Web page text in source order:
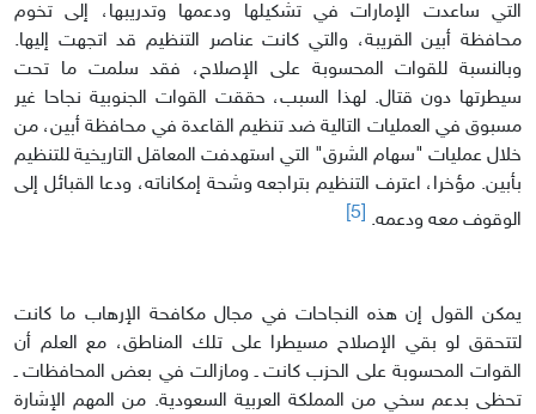
التي ساعدت الإمارات في تشكيلها ودعمها وتدريبها، إلى تخوم
محافظة أبين القريبة، والتي كانت عناصر التنظيم قد اتجهت إليها.
وبالنسبة للقوات المحسوبة على الإصلاح، فقد سلمت ما تحت
سيطرتها دون قتال. لهذا السبب، حققت القوات الجنوبية نجاحا غير
مسبوق في العمليات التالية ضد تنظيم القاعدة في محافظة أبين، من
خلال عمليات "سهام الشرق" التي استهدفت المعاقل التاريخية للتنظيم
بأبين. مؤخرا، اعترف التنظيم بتراجعه وشحة إمكاناته، ودعا القبائل إلى
الوقوف معه ودعمه.
يمكن القول إن هذه النجاحات في مجال مكافحة الإرهاب ما كانت
لتتحقق لو بقي الإصلاح مسيطرا على تلك المناطق، مع العلم أن
القوات المحسوبة على الحزب كانت ـ ومازالت في بعض المحافظات ـ
تحظى بدعم سخي من المملكة العربية السعودية. من المهم الإشارة